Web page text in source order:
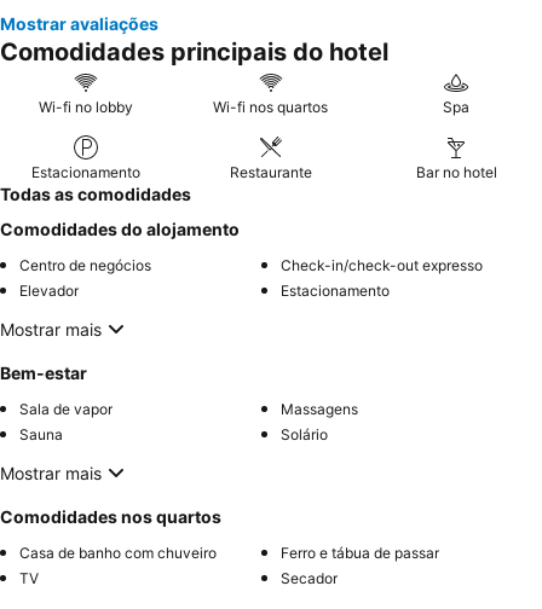
Mostrar avaliações
Comodidades principais do hotel
Wi-fi no lobby Wi-fi nos quartos Spa
Estacionamento Restaurante Bar no hotel
Todas as comodidades
Comodidades do alojamento
Centro de negócios
Check-in/check-out expresso
Elevador
Estacionamento
Mostrar mais
Bem-estar
Sala de vapor
Massagens
Sauna
Solário
Mostrar mais
Comodidades nos quartos
Casa de banho com chuveiro
Ferro e tábua de passar
TV
Secador